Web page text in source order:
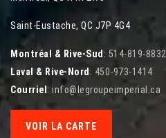
Saint-Eustache, QC J7P 4G4
Montréal & Rive-Sud : 514-819-8832
Laval & Rive-Nord : 450-973-1414
Courriel : info@legroupeimperial.ca
VOIR LA CARTE